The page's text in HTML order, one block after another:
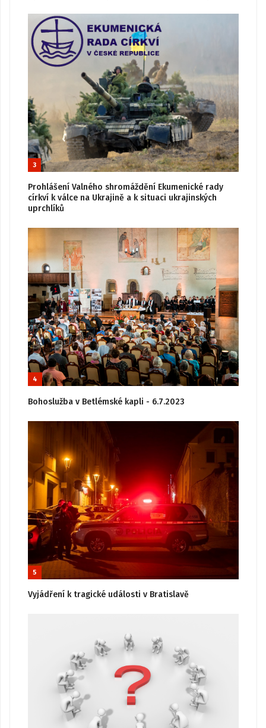
3
Prohlášení Valného shromáždění Ekumenické rady
církví k válce na Ukrajině a k situaci ukrajinských
uprchlíků
4
Bohoslužba v Betlémské kapli - 6.7.2023
5
Vyjádření k tragické události v Bratislavě